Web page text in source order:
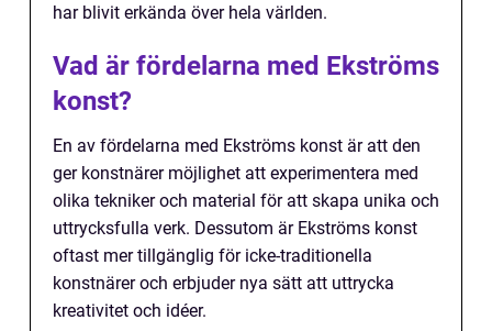
har blivit erkända över hela världen.
Vad är fördelarna med Ekströms
konst?
En av fördelarna med Ekströms konst är att den
ger konstnärer möjlighet att experimentera med
olika tekniker och material för att skapa unika och
uttrycksfulla verk. Dessutom är Ekströms konst
oftast mer tillgänglig för icke-traditionella
konstnärer och erbjuder nya sätt att uttrycka
kreativitet och idéer.